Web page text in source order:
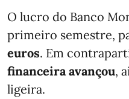
O lucro do Banco
primeiro semestre,
euros. Em
financeira avançou,
ligeira.